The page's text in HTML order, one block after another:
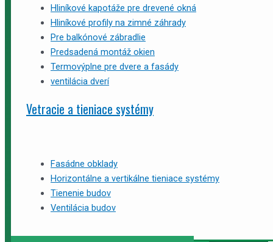
Hliníkové kapotáže pre drevené okná
Hliníkové profily na zimné záhrady
Pre balkónové zábradlie
Predsadená montáž okien
Termovýplne pre dvere a fasády
ventilácia dverí
Vetracie a tieniace systémy
Fasádne obklady
Horizontálne a vertikálne tieniace systémy
Tienenie budov
Ventilácia budov